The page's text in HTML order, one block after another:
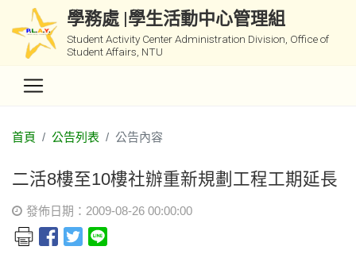
學務處 |學生活動中心管理組
Student Activity Center Administration Division, Office of
Student Affairs, NTU
首頁 公告列表 公告內容
二活8樓至10樓社辦重新規劃工程工期延長
發佈日期：2009-08-26 00:00:00